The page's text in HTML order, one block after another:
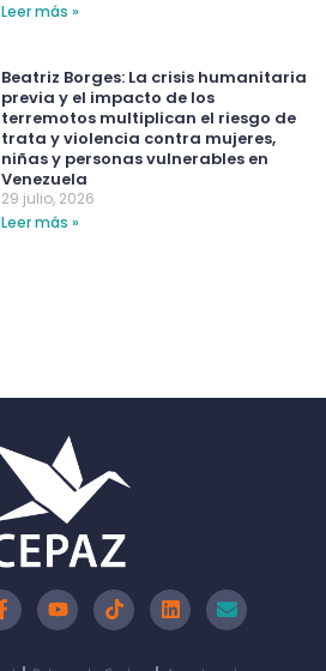
Leer más »
Beatriz Borges: La crisis humanitaria
previa y el impacto de los
terremotos multiplican el riesgo de
trata y violencia contra mujeres,
niñas y personas vulnerables en
Venezuela
29 julio, 2026
Leer más »